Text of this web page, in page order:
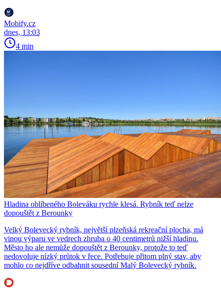
Mobify.cz
dnes, 13:03
4 min
Hladina oblíbeného Boleváku rychle klesá. Rybník teď nelze
dopouštět z Berounky
Velký Bolevecký rybník, největší plzeňská rekreační plocha, má
vinou výparu ve vedrech zhruba o 40 centimetrů nižší hladinu.
Město ho ale nemůže dopouštět z Berounky, protože to teď
nedovoluje nízký průtok v řece. Potřebuje přitom plný stav, aby
mohlo co nejdříve odbahnit sousední Malý Bolevecký rybník.